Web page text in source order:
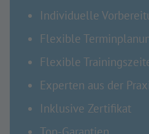
Individuelle
Flexible
Flexible
Experten aus der
Inklusive Zertifikat